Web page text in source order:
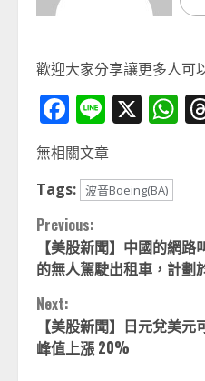
歡迎大家分享讓更多人可
Facebook
Line
X
無相關文章
Tags: 波音Boeing(BA)
Continue
Reading
Previous:
【美股新聞】中國的網
的無人駕駛出租車，計劃
Next:
【美股新聞】日元兌美
峰值上漲 20%